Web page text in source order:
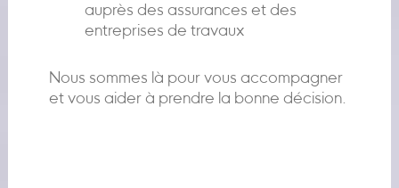
auprès des assurances et des
entreprises de travaux
Nous sommes là pour vous accompagner
et vous aider à prendre la bonne décision.